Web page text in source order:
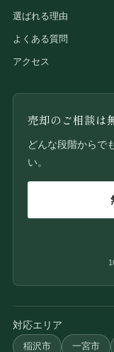
選ばれる理由
よくある質問
アクセス
売却のご相談は
どんな段階からで
い。
対応エリア
稲沢市 一宮市